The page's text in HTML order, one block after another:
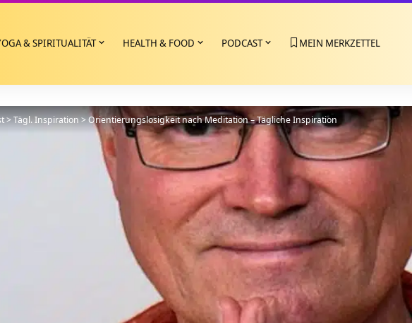
& SPIRITUALITÄT HEALTH & FOOD PODCAST MEIN MERKZETTEL
>Tägl. Inspiration>Orientierungslosigkeit nach Meditation – Tägliche Inspiration